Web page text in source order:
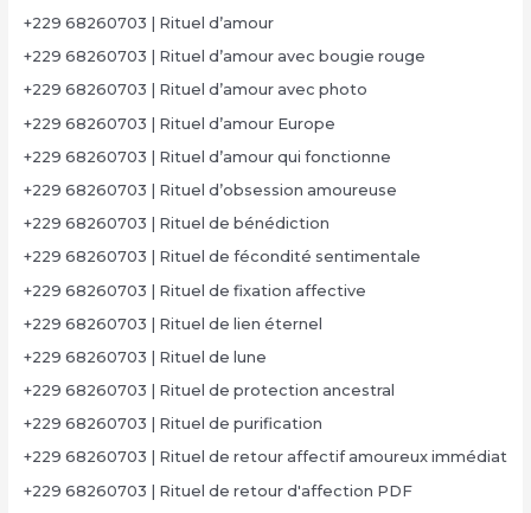
+229 68260703 | Rituel d’amour
+229 68260703 | Rituel d’amour avec bougie rouge
+229 68260703 | Rituel d’amour avec photo
+229 68260703 | Rituel d’amour Europe
+229 68260703 | Rituel d’amour qui fonctionne
+229 68260703 | Rituel d’obsession amoureuse
+229 68260703 | Rituel de bénédiction
+229 68260703 | Rituel de fécondité sentimentale
+229 68260703 | Rituel de fixation affective
+229 68260703 | Rituel de lien éternel
+229 68260703 | Rituel de lune
+229 68260703 | Rituel de protection ancestral
+229 68260703 | Rituel de purification
+229 68260703 | Rituel de retour affectif amoureux immédiat
+229 68260703 | Rituel de retour d'affection PDF